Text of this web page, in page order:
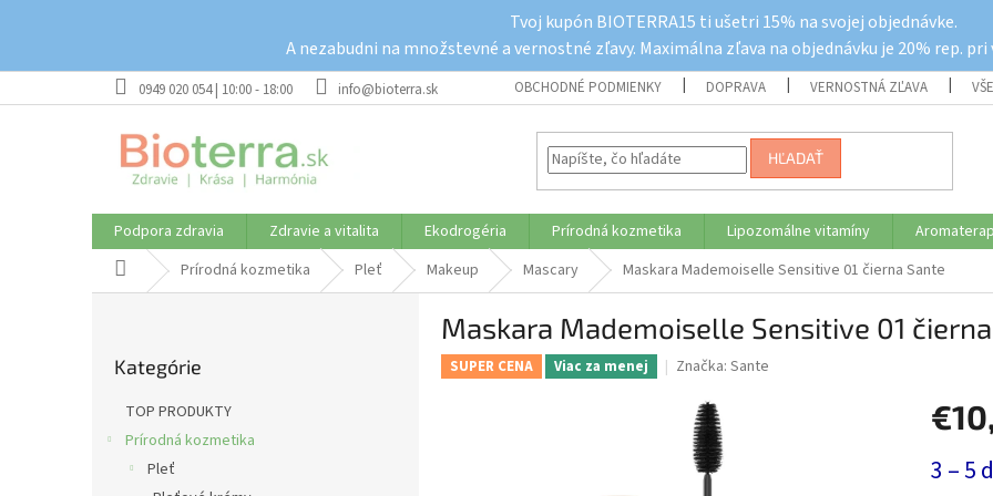
Tvoj kupón BIOTERRA15 ti ušetri 15% na svojej objednávke.
A nezabudni na množstevné a vernostné zľavy. Maximálna zľava na objednávku je 20% rep. pri
0949 020 054 | 10:00 - 18:00 info@bioterra.sk OBCHODNÉ PODMIENKY DOPRAVA VERNOSTNÁ ZĽAVA
HĽADAŤ
Podpora zdravia Zdravie a vitalita Ekodrogéria Prírodná kozmetika Lipozomálne vitamíny
DomovPrírodná kozmetika Pleť Makeup Mascary Maskara Mademoiselle Sensitive 01 čierna Sante
kategórie
Kategórie
TOP PRODUKTY
Prírodná kozmetika
Pleť
Maskara Mademoiselle Sensitive 01
SUPER CENA Viac za menej Značka: Sante
cena:
3 – 5